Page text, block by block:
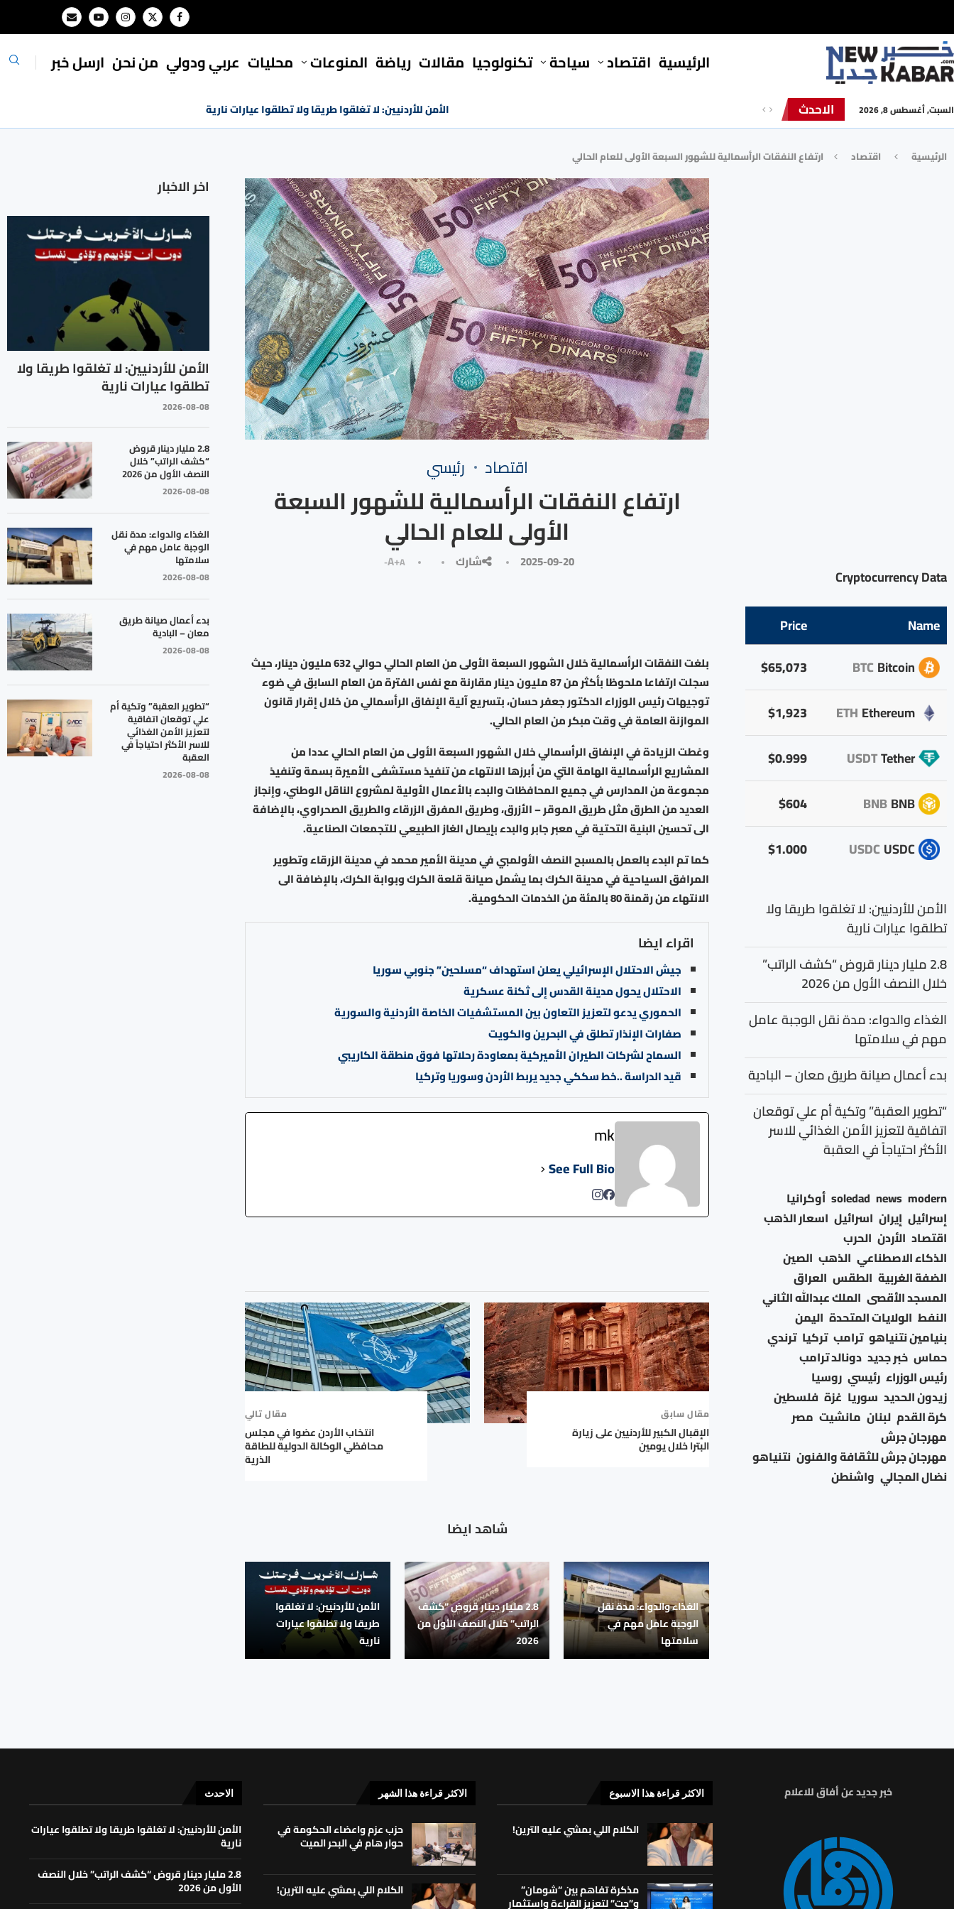
الرئيسية ⁠اقتصاد سياحة تكنولوجيا مقالات رياضة المنوعات محليات ⁠عربي ودولي من نحن ارسل خبر
السبت, أغسطس 8, 2026 الاحدث الأمن للأردنيين: لا تغلقوا طريقا ولا تطلقوا عيارات نارية
الرئيسية ⁠اقتصاد ارتفاع النفقات الرأسمالية للشهور السبعة الأولى للعام الحالي
⁠اقتصاد رئيسي
ارتفاع النفقات الرأسمالية للشهور السبعة
الأولى للعام الحالي
2025-09-20 شارك A+A-
بلغت النفقات الرأسمالية خلال الشهور السبعة الأولى من العام الحالي حوالي 632 مليون دينار، حيث
سجلت ارتفاعا ملحوظا بأكثر من 87 مليون دينار مقارنة مع نفس الفترة من العام السابق في ضوء
توجيهات رئيس الوزراء الدكتور جعفر حسان، بتسريع آلية الإنفاق الرأسمالي من خلال إقرار قانون
الموازنة العامة في وقت مبكر من العام الحالي.
وغطت الزيادة في الإنفاق الرأسمالي خلال الشهور السبعة الأولى من العام الحالي عددا من
المشاريع الرأسمالية الهامة التي من أبرزها الانتهاء من تنفيذ مستشفى الأميرة بسمة وتنفيذ
مجموعة من المدارس في جميع المحافظات والبدء بالأعمال الأولية لمشروع الناقل الوطني، وإنجاز
العديد من الطرق مثل طريق الموقر – الأزرق، وطريق المفرق الزرقاء والطريق الصحراوي، بالإضافة
الى تحسين البنية التحتية في معبر جابر والبدء بإيصال الغاز الطبيعي للتجمعات الصناعية.
كما تم البدء بالعمل بالمسبح النصف الأولمبي في مدينة الأمير محمد في مدينة الزرقاء وتطوير
المرافق السياحية في مدينة الكرك بما يشمل صيانة قلعة الكرك وبوابة الكرك، بالإضافة الى
الانتهاء من رقمنة 80 بالمئة من الخدمات الحكومية.
اقراء ايضا
جيش الاحتلال الإسرائيلي يعلن استهداف “مسلحين” جنوبي سوريا
الاحتلال يحول مدينة القدس إلى ثكنة عسكرية
الحموري يدعو لتعزيز التعاون بين المستشفيات الخاصة الأردنية والسورية
صفارات الإنذار تطلق في البحرين والكويت
السماح لشركات الطيران الأميركية بمعاودة رحلاتها فوق منطقة الكاريبي
قيد الدراسة ..خط سككي جديد يربط الأردن وسوريا وتركيا
mk
See Full Bio
مقال سابق
الإقبال الكبير للأردنيين على زيارة
البترا خلال يومين
مقال تالي
انتخاب الأردن عضوا في مجلس
محافظي الوكالة الدولية للطاقة
الذرية
شاهد ايضا
الأمن للأردنيين: لا تغلقوا
طريقا ولا تطلقوا عيارات
نارية
2.8 مليار دينار قروض “كشف
الراتب” خلال النصف الأول من
2026
الغذاء والدواء: مدة نقل
الوجبة عامل مهم في
سلامتها
اخر الاخبار
الأمن للأردنيين: لا تغلقوا طريقا ولا
تطلقوا عيارات نارية
2026-08-08
2.8 مليار دينار قروض
“كشف الراتب” خلال
النصف الأول من 2026
2026-08-08
الغذاء والدواء: مدة نقل
الوجبة عامل مهم في
سلامتها
2026-08-08
بدء أعمال صيانة طريق
معان – البادية
2026-08-08
“تطوير العقبة” وتكية أم
علي توقعان اتفاقية
لتعزيز الأمن الغذائي
للاسر الأكثر احتياجاً في
العقبة
2026-08-08
Cryptocurrency Data
Name
Price
Bitcoin
BTC
$65,073
Ethereum
ETH
$1,923
Tether
USDT
$0.999
BNB
BNB
$604
USDC
USDC
$1.000
الأمن للأردنيين: لا تغلقوا طريقا ولا
تطلقوا عيارات نارية
2.8 مليار دينار قروض “كشف الراتب”
خلال النصف الأول من 2026
الغذاء والدواء: مدة نقل الوجبة عامل
مهم في سلامتها
بدء أعمال صيانة طريق معان – البادية
“تطوير العقبة” وتكية أم علي توقعان
اتفاقية لتعزيز الأمن الغذائي للاسر
الأكثر احتياجاً في العقبة
modern
news
soledad أوكرانيا
إسرائيل إيران اسرائيل اسعار الذهب
اقتصاد الأردن الحرب
الذكاء الاصطناعي الذهب الصين
الضفة الغربية الطقس العراق
المسجد الأقصى الملك عبدالله الثاني
النفط الولايات المتحدة اليمن
بنيامين نتنياهو ترامب تركيا ترندي
حماس خبر جديد دونالد ترامب
رئيس الوزراء رئيسي روسيا
زيدون الحديد سوريا غزة فلسطين
كرة القدم لبنان مانشيت مصر
مهرجان جرش
مهرجان جرش للثقافة والفنون نتنياهو
نضال المجالي واشنطن
خبر جديد عن أفاق للاعلام الاكثر قراءة هذا الاسبوع
الكلام اللي بمشي عليه الترين!
مذكرة تفاهم بين “شومان”
و”جت” لتعزيز القراءة واستثمار
الاكثر قراءة هذا الشهر
حزب عزم واعضاء الحكومة في
حوار هام في البحر الميت
الكلام اللي بمشي عليه الترين!
الاحدث
الأمن للأردنيين: لا تغلقوا طريقا ولا تطلقوا عيارات
نارية
2.8 مليار دينار قروض “كشف الراتب” خلال النصف
الأول من 2026